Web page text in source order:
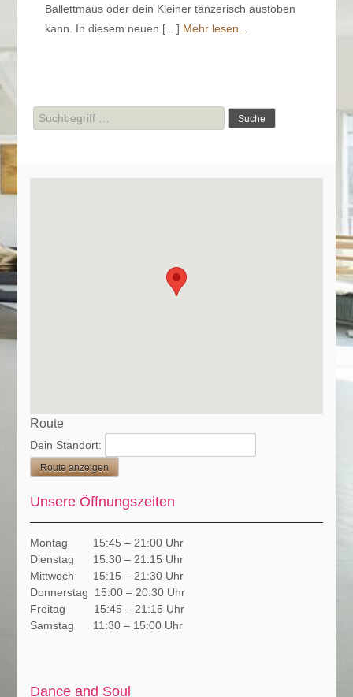
Ballettmaus oder dein Kleiner tänzerisch austoben
kann. In diesem neuen […] Mehr lesen...
Suche
nach:
Route
Dein Standort:
Unsere Öffnungszeiten
Montag 15:45 – 21:00 Uhr
Dienstag 15:30 – 21:15 Uhr
Mittwoch 15:15 – 21:30 Uhr
Donnerstag 15:00 – 20:30 Uhr
Freitag 15:45 – 21:15 Uhr
Samstag 11:30 – 15:00 Uhr
Dance and Soul